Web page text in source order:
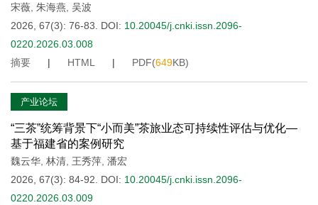
宋薇 朱海燕 吴波
2026, 67(3): 76-83.
DOI: 10.20045/j.cnki.issn.2096-
0220.2026.03.008
摘要
| HTML | PDF(649KB)
产业论坛
“三茶”统筹背景下“小而美”茶旅业态可持续性评估与优化—
基于福建省的案例研究
魏云华 林清 王秀萍 潘宏
2026, 67(3): 84-92.
DOI: 10.20045/j.cnki.issn.2096-
0220.2026.03.009